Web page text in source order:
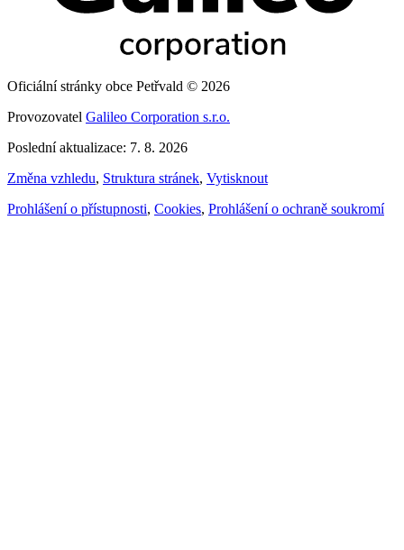
Oficiální stránky obce Petřvald © 2026
Provozovatel Galileo Corporation s.r.o.
Poslední aktualizace: 7. 8. 2026
Změna vzhledu, Struktura stránek, Vytisknout
Prohlášení o přístupnosti, Cookies, Prohlášení o ochraně soukromí